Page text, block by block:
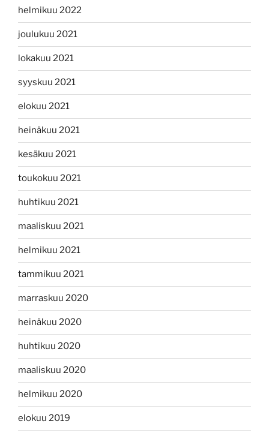
helmikuu 2022
joulukuu 2021
lokakuu 2021
syyskuu 2021
elokuu 2021
heinäkuu 2021
kesäkuu 2021
toukokuu 2021
huhtikuu 2021
maaliskuu 2021
helmikuu 2021
tammikuu 2021
marraskuu 2020
heinäkuu 2020
huhtikuu 2020
maaliskuu 2020
helmikuu 2020
elokuu 2019